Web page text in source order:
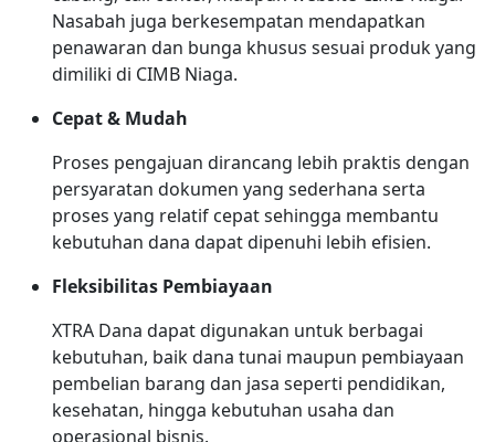
Nasabah juga berkesempatan mendapatkan
penawaran dan bunga khusus sesuai produk yang
dimiliki di CIMB Niaga.
Cepat & Mudah
Proses pengajuan dirancang lebih praktis dengan
persyaratan dokumen yang sederhana serta
proses yang relatif cepat sehingga membantu
kebutuhan dana dapat dipenuhi lebih efisien.
Fleksibilitas Pembiayaan
XTRA Dana dapat digunakan untuk berbagai
kebutuhan, baik dana tunai maupun pembiayaan
pembelian barang dan jasa seperti pendidikan,
kesehatan, hingga kebutuhan usaha dan
operasional bisnis.